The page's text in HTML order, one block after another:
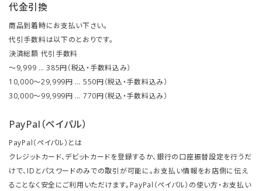
代金引換
商品到着時にお支払い下さい。
代引手数料は以下のとおりです。
決済総額 代引手数料
～9,999 … 385円（税込・手数料込み）
10,000～29,999円 … 550円（税込・手数料込み）
30,000～99,999円 … 770円（税込・手数料込み）
PayPal（ペイパル）
PayPal（ペイパル）とは
クレジットカード、デビットカードを登録するか、銀行の口座振替設定を行うだ
けで、IDとパスワードのみでの取引が可能に。お支払い情報をお店側に伝え
ることなく安全にご利用いただけます。PayPal（ペイパル）の使い方・お支払い